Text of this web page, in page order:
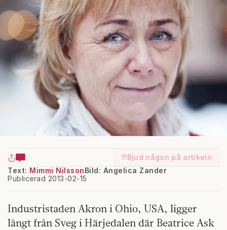
Bjud någon på artikeln
Text: Mimmi Nilsson
Publicerad 2013-02-15
Bild: Angelica Zander
Industristaden Akron i Ohio, USA, ligger
långt från Sveg i Härjedalen där Beatrice Ask